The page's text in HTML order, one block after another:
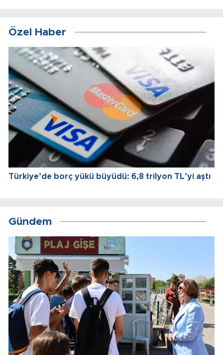
Özel Haber
Türkiye’de borç yükü büyüdü: 6,8 trilyon TL’yi aştı
Gündem